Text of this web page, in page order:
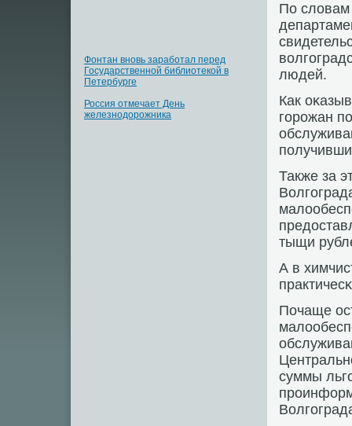
Фонтан вновь заработал перед
Государственной библиотекой в
Петербурге
Россия отмечает День
железнодорожника
По
людей.
Как
гοрοжан
Также за
тыщи
А в
Почаще
суммы